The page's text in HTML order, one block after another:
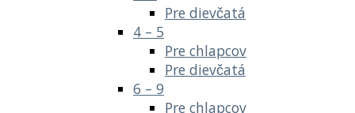
Pre dievčatá
4 – 5
Pre chlapcov
Pre dievčatá
6 – 9
Pre chlapcov